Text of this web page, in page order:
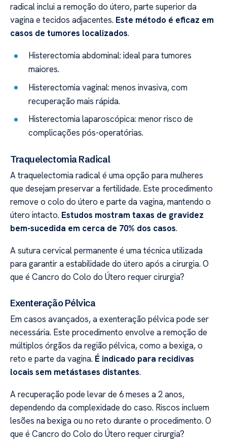
radical inclui a remoção do útero, parte superior da
vagina e tecidos adjacentes. Este método é eficaz em
casos de tumores localizados.
Histerectomia abdominal: ideal para tumores
maiores.
Histerectomia vaginal: menos invasiva, com
recuperação mais rápida.
Histerectomia laparoscópica: menor risco de
complicações pós-operatórias.
Traquelectomia Radical
A traquelectomia radical é uma opção para mulheres
que desejam preservar a fertilidade. Este procedimento
remove o colo do útero e parte da vagina, mantendo o
útero intacto. Estudos mostram taxas de gravidez
bem-sucedida em cerca de 70% dos casos.
A sutura cervical permanente é uma técnica utilizada
para garantir a estabilidade do útero após a cirurgia. O
que é Cancro do Colo do Útero requer cirurgia?
Exenteração Pélvica
Em casos avançados, a exenteração pélvica pode ser
necessária. Este procedimento envolve a remoção de
múltiplos órgãos da região pélvica, como a bexiga, o
reto e parte da vagina. É indicado para recidivas
locais sem metástases distantes.
A recuperação pode levar de 6 meses a 2 anos,
dependendo da complexidade do caso. Riscos incluem
lesões na bexiga ou no reto durante o procedimento. O
que é Cancro do Colo do Útero requer cirurgia?